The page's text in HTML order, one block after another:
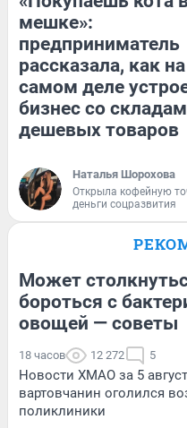
мешке»:
предприниматель
рассказала, как на
самом деле
бизнес со
дешевых товаров
Наталья Шорохова
Открыла кофейную
деньги соцразвития
Может
бороться с
овощей — советы
18 часов 12 272 5
Новости ХМАО за 5
вартовчанин оголился
поликлиники